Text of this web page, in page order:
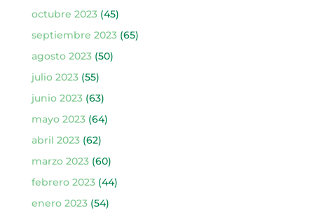
octubre 2023(45)
septiembre 2023(65)
agosto 2023(50)
julio 2023(55)
junio 2023(63)
mayo 2023(64)
abril 2023(62)
marzo 2023(60)
febrero 2023(44)
enero 2023(54)